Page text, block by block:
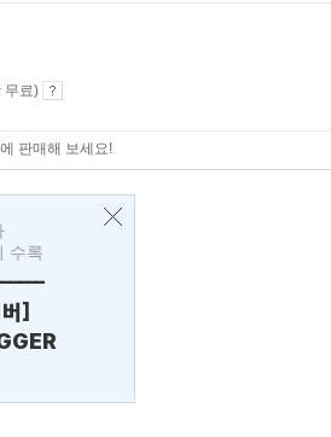
무료)
에 판매해 보세요!
수록
]